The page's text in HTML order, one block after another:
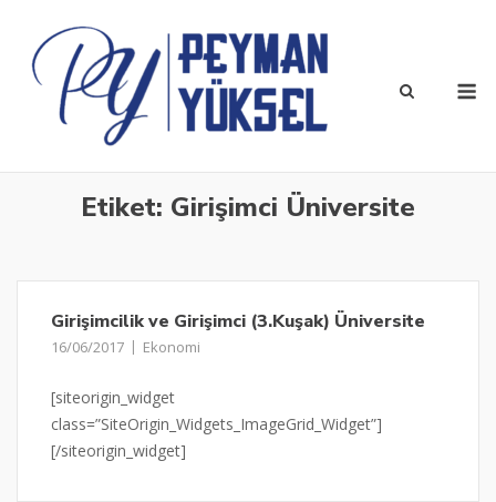
content
Etiket: Girişimci Üniversite
Girişimcilik ve Girişimci (3.Kuşak) Üniversite
16/06/2017 Ekonomi
[siteorigin_widget
class=”SiteOrigin_Widgets_ImageGrid_Widget”]
[/siteorigin_widget]